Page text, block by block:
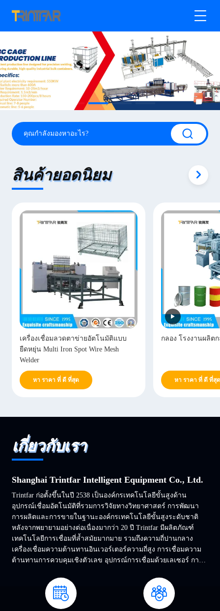
สินค้ายอดนิยม
เครื่องเชื่อมลวดตาข่ายอัตโนมัติแบบ
ยืดหยุ่น Multi Iron Spot Wire Mesh
Welder
หา ราคา ที่ ดี ที่สุด
กลอง โรงงานผลิต
หา ราคา ที่ ดี ที่สุด
เกี่ยวกับเรา
Shanghai Trintfar Intelligent Equipment Co., Ltd.
Trintfar ก่อตั้งขึ้นในปี 2538 เป็นองค์กรเทคโนโลยีขั้นสูงด้าน
อุปกรณ์เชื่อมอัตโนมัติที่รวมการวิจัยทางวิทยาศาสตร์ การพัฒนา
การผลิตและการขายในฐานะองค์กรเทคโนโลยีขั้นสูงระดับชาติ
หลังจากพยายามอย่างต่อเนื่องมากว่า 20 ปี Trintfar มีผลิตภัณฑ์
เทคโนโลยีการเชื่อมที่ล้ำสมัยมากมาย รวมถึงความถี่ปานกลาง
เครื่องเชื่อมความต้านทานอินเวอร์เตอร์ความถี่สูง การเชื่อมความ
ต้านทานการควบคุมเชิงตัวเลข อุปกรณ์การเชื่อมด้วยเลเซอร์ การ
เชื่อมตะเข็บถังเหล็กความเร็วสู...